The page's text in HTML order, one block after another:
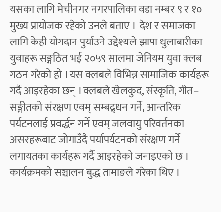
यसका लागि मेचीनगर नगरपालिका वडा नम्बर ९ र १०
मुख्य प्रायोजक रहेको उनले बताए । देश र समाजका
लागि केही योगदान पुर्याउने उद्देश्यले झापा धुलाबारीका
युवाहरू सङ्गठित भई २०५९ सालमा जेनियम युवा क्लब
गठन गरेको हो । यस क्लबले विभिन्न सामाजिक कार्यहरू
गर्दै आइरहेका छन् । क्लबले खेलकुद, संस्कृति, गीत–
सङ्गीतको संरक्षण एवम् सम्बद्र्धन गर्ने, आन्तरिक
पर्यटनलाई प्रवर्द्धन गर्ने एवम् जलवायु परिवर्तनका
असरहरूबाट जोगाउँदै पर्यापर्यटनको संरक्षण गर्ने
लगायतका कार्यहरू गर्दै आइरहेको जनाइएको छ ।
कार्यक्रमको सञ्चालन बुद्ध तामाङले गरेका थिए ।